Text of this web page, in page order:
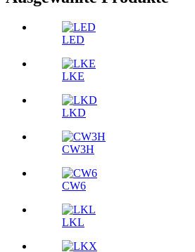
LED
LKE
LKD
CW3H
CW6
LKL